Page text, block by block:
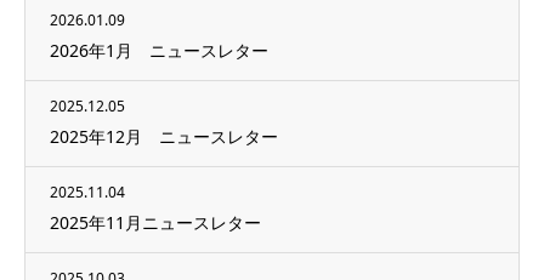
2026.01.09
2026年1月 ニュースレター
2025.12.05
2025年12月 ニュースレター
2025.11.04
2025年11月ニュースレター